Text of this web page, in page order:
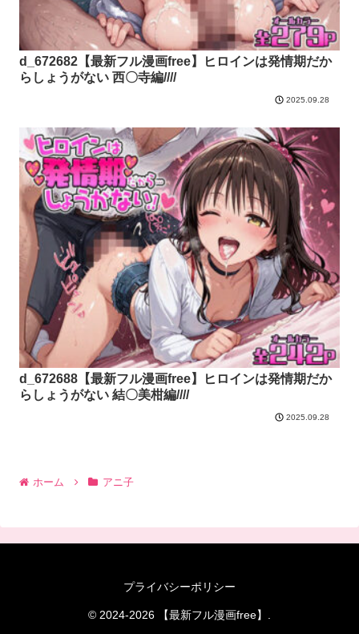
d_672682【最新フル漫画free】ヒロインは発情期だか
らしょうがない 西〇寺編////
2025.09.28
d_672688【最新フル漫画free】ヒロインは発情期だか
らしょうがない 結〇美柑編////
2025.09.28
ホーム アニ子
プライバシーポリシー
© 2024-2026 【最新フル漫画free】.